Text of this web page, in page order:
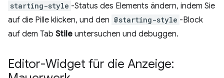
starting-style -Status des Elements ändern, indem Sie
auf die Pille klicken, und den @starting-style -Block
auf dem Tab Stile untersuchen und debuggen.
Editor-Widget für die Anzeige: